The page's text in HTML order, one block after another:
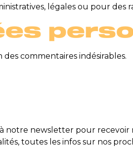
légales ou pour des
commentaires indésirables.
notre newsletter pour recevoir
toutes les infos sur nos